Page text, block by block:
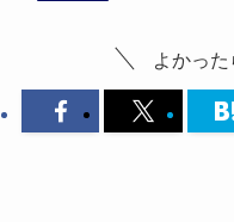
よかっ